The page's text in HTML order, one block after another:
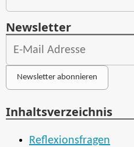
Newsletter
Newsletter abonnieren
Inhaltsverzeichnis
Reflexionsfragen